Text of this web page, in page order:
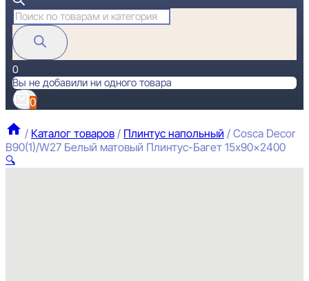
Поиск
товаров
0
Вы не добавили ни одного товара
0
/ Каталог товаров / Плинтус напольный / Cosca Decor
B90(1)/W27 Белый матовый Плинтус-Багет 15x90x2400
🔍